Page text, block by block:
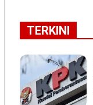
TERKINI